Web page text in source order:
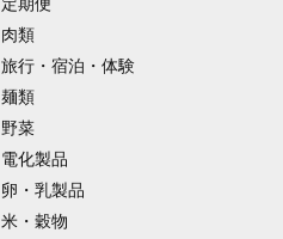
肉類
旅行・宿泊・体験
麺類
野菜
電化製品
卵・乳製品
米・穀物